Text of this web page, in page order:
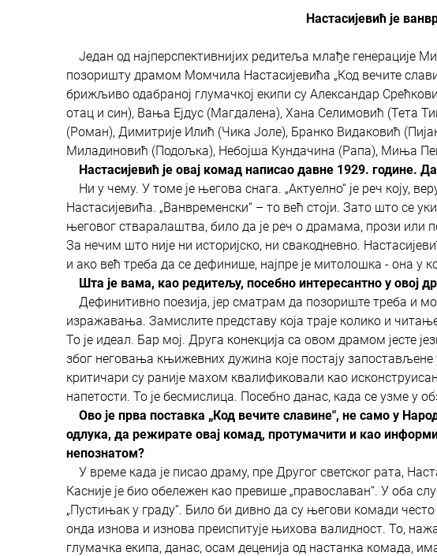
Настасијевић је
Један од најперспективнијих редитеља млађе генерације
позоришту драмом Момчила Настасијевића „Код вечите
брижљиво одабраној глумачкој екипи су Александар
отац и син), Вања Ејдус (Магдалена), Хана Селимовић (Тета
(Роман), Димитрије Илић (Чика Јоле), Бранко Видаковић
Миладиновић (Подољка), Небојша Кундачина (Рапа), Миња
Настасијевић је овај комад написао давне 1929. године.
Ни у чему. У томе је његова снага. „Актуелно“ је реч коју,
Настасијевића. „Ванвременски“ – то већ стоји. Зато што се
његовог стваралаштва, било да је реч о драмама, прози или
За нечим што није ни историјско, ни свакодневно.
и ако већ треба да се дефинише, најпре је митолошка - она у
Шта је вама, као редитељу, посебно интересантно у овој
Дефинитивно поезија, јер сматрам да позориште треба и
изражавања. Замислите представу која траје колико и
То је идеал. Бар мој. Друга конекција са овом драмом јесте
због неговања књижевних дужина које постају
критичари су раније махом квалификовали као
напетости. То је бесмислица. Посебно данас, када се узме у
Ово је прва поставка „Код вечите славине", не само у
одлука, да режирате овај комад, протумачити и као
непознатом?
У време када је писао драму, пре Другог светског рата,
Касније је био обележен као превише „православан“. У оба
„Пустињак у граду“. Било би дивно да су његови комади
онда изнова и изнова преиспитује њихова валидност. То,
глумачка екипа, данас, осам деценија од настанка комада,